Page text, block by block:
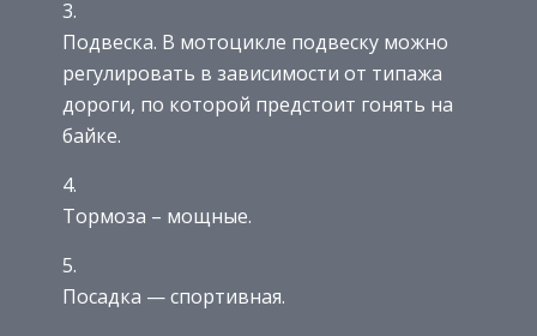
Подвеска. В мотоцикле подвеску можно
регулировать в зависимости от типажа
дороги, по которой предстоит гонять на
байке.
Тормоза – мощные.
Посадка — спортивная.